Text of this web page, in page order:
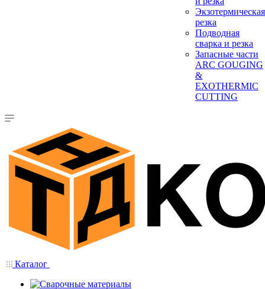
Экзотермическая
резка
Подводная
сварка и резка
Запасные части
ARC GOUGING
&
EXOTHERMIC
CUTTING
Каталог